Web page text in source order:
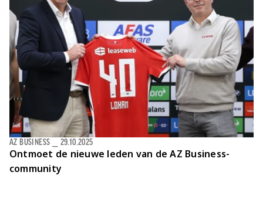
Ontmoet de nieuwe leden van de AZ Business-
community
AZ BUSINESS 29.10.2025